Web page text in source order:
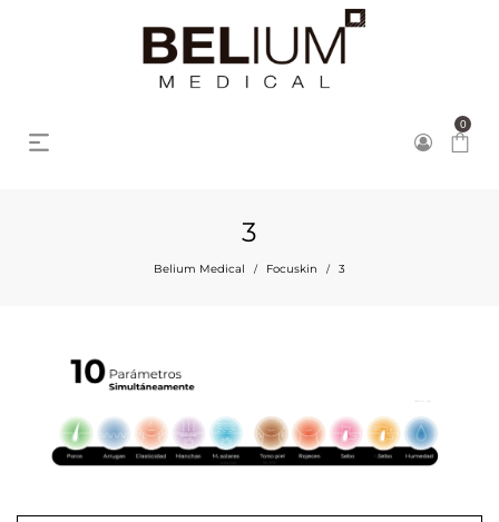
0
3
Belium Medical / Focuskin / 3